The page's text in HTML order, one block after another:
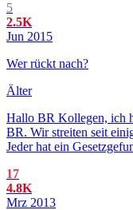
5
2.5K
Jun 2015
Wer rückt nach?
Älter
Hallo BR Kollegen, ich
BR. Wir streiten seit
Jeder hat ein
17
4.8K
Mrz 2013